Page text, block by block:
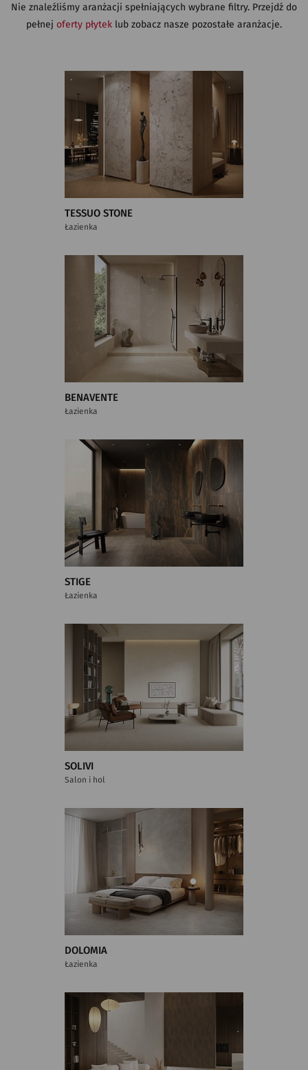
Nie znaleźliśmy aranżacji spełniających wybrane filtry. Przejdź do
pełnej oferty płytek lub zobacz nasze pozostałe aranżacje.
TESSUO STONE
Łazienka
BENAVENTE
Łazienka
STIGE
Łazienka
SOLIVI
Salon i hol
DOLOMIA
Łazienka